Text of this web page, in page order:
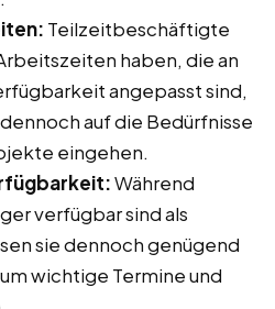
Teilzeitbeschäftigte
haben, die an
angepasst sind,
auf die Bedürfnisse
eingehen.
Während
verfügbar sind als
sie dennoch genügend
wichtige Termine und